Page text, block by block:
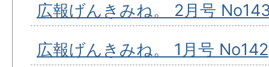
広報げんきみね。 2月号
広報げんきみね。 1月号 No142